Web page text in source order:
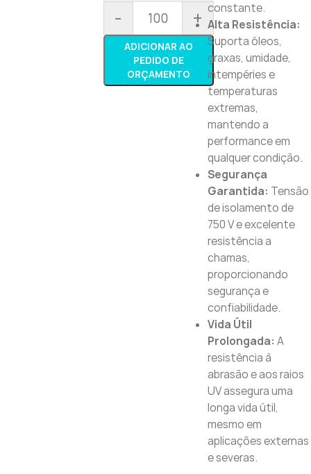
- +
ADICIONAR AO
PEDIDO DE
ORÇAMENTO
constante.
Alta Resistência:
Suporta óleos,
graxas, umidade,
intempéries e
temperaturas
extremas,
mantendo a
performance em
qualquer condição.
Segurança
Garantida: Tensão
de isolamento de
750 V e excelente
resistência a
chamas,
proporcionando
segurança e
confiabilidade.
Vida Útil
Prolongada: A
resistência à
abrasão e aos raios
UV assegura uma
longa vida útil,
mesmo em
aplicações externas
e severas.